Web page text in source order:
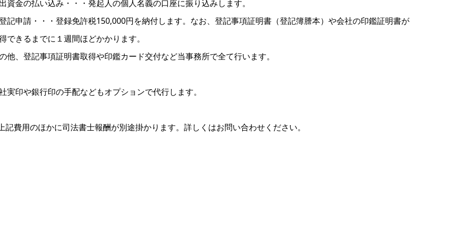
資金の払い込み・・・発起人の個人名義の口座に振り込みします。
記申請・・・登録免許税150,000円を納付します。なお、登記事項証明書（登記簿謄本）や会社の印鑑証明書が
できるまでに１週間ほどかかります。
他、登記事項証明書取得や印鑑カード交付など当事務所で全て行います。
実印や銀行印の手配などもオプションで代行します。
記費用のほかに司法書士報酬が別途掛かります。詳しくはお問い合わせください。